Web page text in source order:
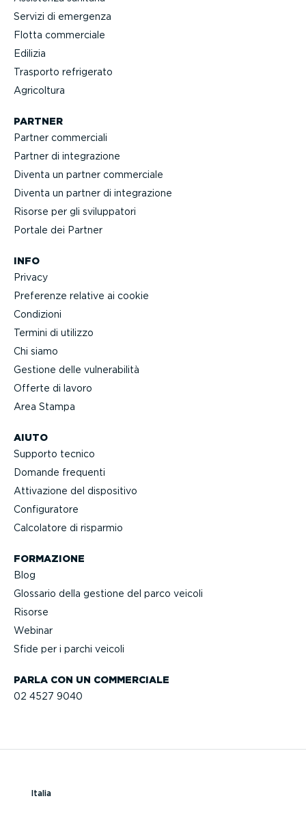
Servizi di emergenza
Flotta commerciale
Edilizia
Trasporto refrigerato
Agricoltura
PARLA CON UN COMMERCIALE
02 4527 9040
AIUTO
Supporto tecnico
Domande frequenti
Attivazione del dispositivo
Confi­gu­ratore
Calcolatore di risparmio
FORMAZIONE
Blog
Glossario della gestione del parco veicoli
Risorse
Webinar
Sfide per i parchi veicoli
PARTNER
Partner commerciali
Partner di integra­zione
Diventa un partner commerciale
Diventa un partner di integra­zione
Risorse per gli svilup­patori
Portale dei Partner
INFO
Privacy
Preferenze relative ai cookie
Condizioni
Termini di utilizzo
Chi siamo
Gestione delle vulne­ra­bilità
Offerte di lavoro
Area Stampa
Italia